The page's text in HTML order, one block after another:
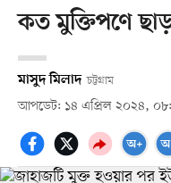
কত মুক্তিপণে
মাসুদ মিলাদ চট্টগ্রাম
আপডেট: ১৪ এপ্রিল ২০২৪,